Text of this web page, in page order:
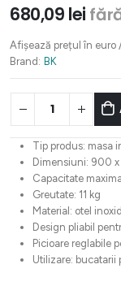
680,09 lei
Afișează prețul în euro
Brand: BK
Tip produs: masa
Dimensiuni: 900
Capacitate
Greutate: 11 kg
Material: otel
Design pliabil
Picioare reglabile
Utilizare: bucatarii